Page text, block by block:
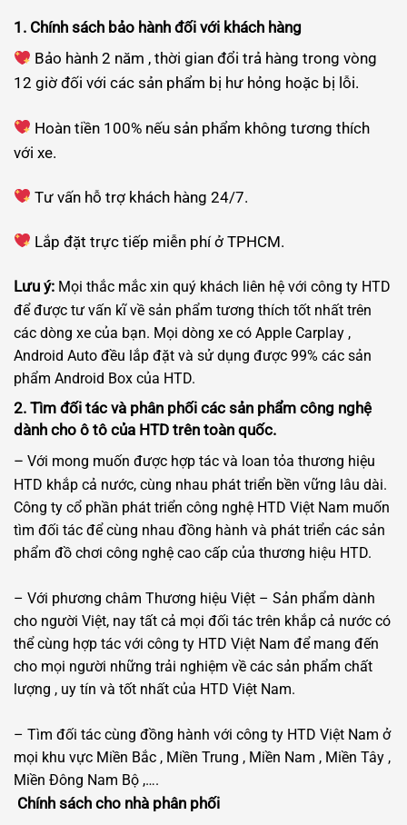
1. Chính sách bảo hành đối với khách hàng
Bảo hành 2 năm , thời gian đổi trả hàng trong vòng
12 giờ đối với các sản phẩm bị hư hỏng hoặc bị lỗi.
Hoàn tiền 100% nếu sản phẩm không tương thích
với xe.
Tư vấn hỗ trợ khách hàng 24/7.
Lắp đặt trực tiếp miễn phí ở TPHCM.
Lưu ý: Mọi thắc mắc xin quý khách liên hệ với công ty HTD
để được tư vấn kĩ về sản phẩm tương thích tốt nhất trên
các dòng xe của bạn. Mọi dòng xe có Apple Carplay ,
Android Auto đều lắp đặt và sử dụng được 99% các sản
phẩm Android Box của HTD.
2. Tìm đối tác và phân phối các sản phẩm công nghệ
dành cho ô tô của HTD trên toàn quốc.
– Với mong muốn được hợp tác và loan tỏa thương hiệu
HTD khắp cả nước, cùng nhau phát triển bền vững lâu dài.
Công ty cổ phần phát triển công nghệ HTD Việt Nam muốn
tìm đối tác để cùng nhau đồng hành và phát triển các sản
phẩm đồ chơi công nghệ cao cấp của thương hiệu HTD.
– Với phương châm Thương hiệu Việt – Sản phẩm dành
cho người Việt, nay tất cả mọi đối tác trên khắp cả nước có
thể cùng hợp tác với công ty HTD Việt Nam để mang đến
cho mọi người những trải nghiệm về các sản phẩm chất
lượng , uy tín và tốt nhất của HTD Việt Nam.
– Tìm đối tác cùng đồng hành với công ty HTD Việt Nam ở
mọi khu vực Miền Bắc , Miền Trung , Miền Nam , Miền Tây ,
Miền Đông Nam Bộ ,….
Chính sách cho nhà phân phối